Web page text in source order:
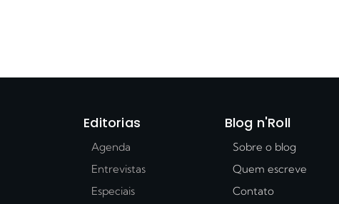
Editorias
Agenda
Entrevistas
Especiais
Blog n'Roll
Sobre o blog
Quem escreve
Contato